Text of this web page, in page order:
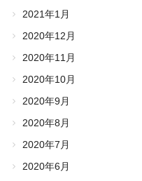
2021年1月
2020年12月
2020年11月
2020年10月
2020年9月
2020年8月
2020年7月
2020年6月